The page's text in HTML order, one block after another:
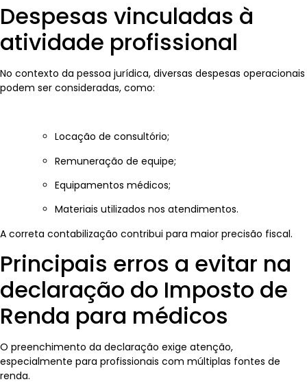
Despesas vinculadas à
atividade profissional
No contexto da pessoa jurídica, diversas despesas operacionais
podem ser consideradas, como:
Locação de consultório;
Remuneração de equipe;
Equipamentos médicos;
Materiais utilizados nos atendimentos.
A correta contabilização contribui para maior precisão fiscal.
Principais erros a evitar na
declaração do Imposto de
Renda para médicos
O preenchimento da declaração exige atenção,
especialmente para profissionais com múltiplas fontes de
renda.